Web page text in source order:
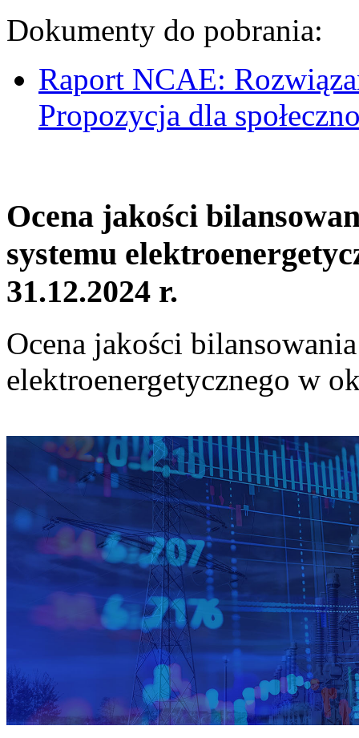
Dokumenty do pobrania:
Raport NCAE:
Propozycja dla
Ocena jakości
systemu
31.12.2024 r.
Ocena jakości
elektroenergetycznego w